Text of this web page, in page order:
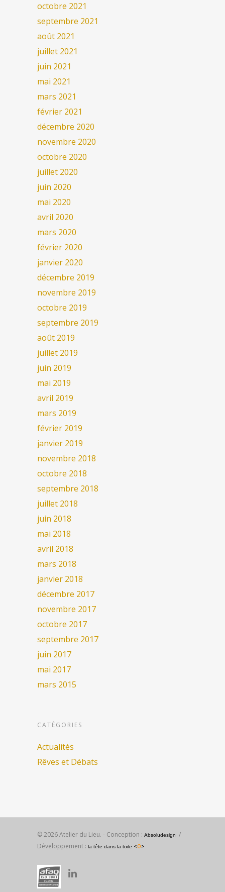
octobre 2021
septembre 2021
août 2021
juillet 2021
juin 2021
mai 2021
mars 2021
février 2021
décembre 2020
novembre 2020
octobre 2020
juillet 2020
juin 2020
mai 2020
avril 2020
mars 2020
février 2020
janvier 2020
décembre 2019
novembre 2019
octobre 2019
septembre 2019
août 2019
juillet 2019
juin 2019
mai 2019
avril 2019
mars 2019
février 2019
janvier 2019
novembre 2018
octobre 2018
septembre 2018
juillet 2018
juin 2018
mai 2018
avril 2018
mars 2018
janvier 2018
décembre 2017
novembre 2017
octobre 2017
septembre 2017
juin 2017
mai 2017
mars 2015
CATÉGORIES
Actualités
Rêves et Débats
© 2026 Atelier du Lieu. - Conception : Absoludesign
/
Développement : la tête dans la toile <O>